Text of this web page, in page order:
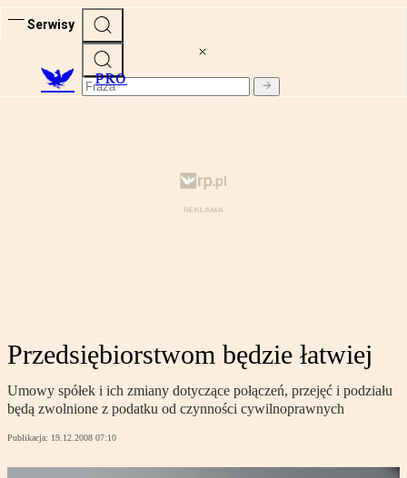
Serwisy
PRO
Przedsiębiorstwom będzie łatwiej
Umowy spółek i ich zmiany dotyczące połączeń, przejęć i podziału
będą zwolnione z podatku od czynności cywilnoprawnych
Publikacja: 19.12.2008 07:10